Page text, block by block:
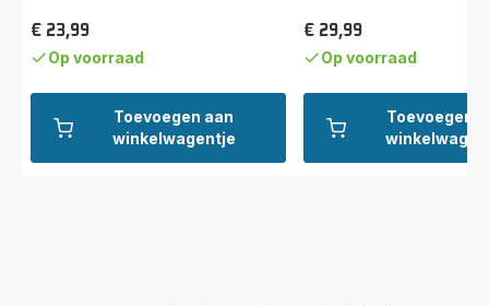
Toevoegen aan
winkelwagentje
Prijs
€ 23,99
Op voorraad
Toevoegen
Prijs
€ 29,99
Op voorraad